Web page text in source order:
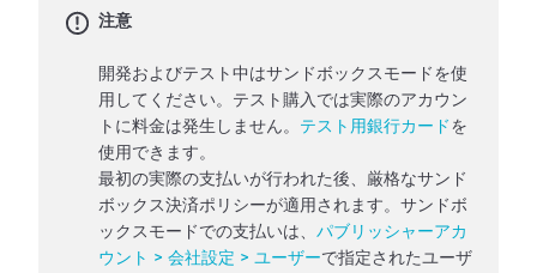
注意
開発およびテスト中はサンドボックスモードを使
用してください。テスト購入では実際のアカウン
トに料金は発生しません。 テスト用銀行カード を
使用できます。
最初の実際の支払いが行われた後、厳格なサンド
ボックス決済ポリシーが適用されます。サンドボ
ックスモードでの支払いは、 パブリッシャーアカ
ウント > 会社設定 > ユーザーで指定されたユーザ